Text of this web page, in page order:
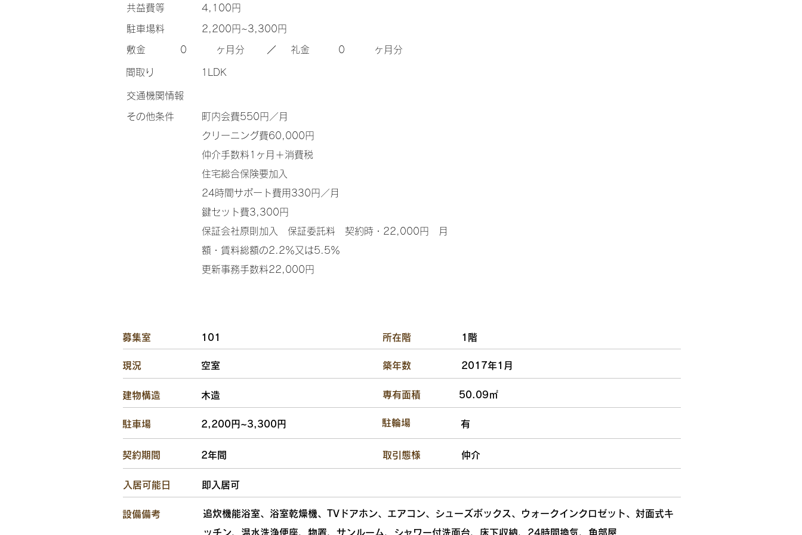
​共益費等 4,100円
​駐車場料 2,200円~3,300円
​敷金 0 ヶ月分 ／ ​礼金 0 ヶ月分
間取り 1LDK
交通機関情報
その他条件
町内会費550円／月
クリーニング費60,000円
仲介手数料1ヶ月＋消費税
住宅総合保険要加入
24時間サポート費用330円／月
鍵セット費3,300円
保証会社原則加入 保証委託料 契約時・22,000円 月
額・賃料総額の2.2％又は5.5％
更新事務手数料22,000円
​募集室 101 ​所在階 1階
​現況 空室 ​築年数 2017年1月
​建物構造 木造 ​専有面積 50.09㎡
駐車場 2,200円~3,300円 ​駐輪場 有
​契約期間 2年間 ​取引態様 仲介
​入居可能日 即入居可
設備備考
追炊機能浴室、浴室乾燥機、TVドアホン、エアコン、シューズボックス、ウォークインクロゼット、対面式キ
ッチン、温水洗浄便座、物置、サンルーム、シャワー付洗面台、床下収納、24時間換気、角部屋